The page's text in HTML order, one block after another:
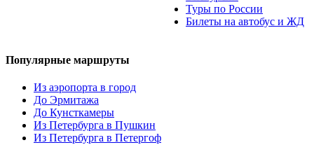
Туры по России
Билеты на автобус и ЖД
Популярные маршруты
Из аэропорта в город
До Эрмитажа
До Кунсткамеры
Из Петербурга в Пушкин
Из Петербурга в Петергоф